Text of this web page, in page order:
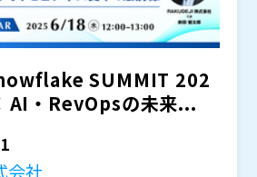
金）14:00～15:00：Zoomによるウ
タブレット、スマートフォ
加いただけます。 ※別途、
録用のURLをお送りします。
URLでメールアドレスをご登録
に興味のある方
を最大限活かせる相性のよいBI
る方 ・データ活用基盤構
連携によって可能になる高度な
ます。Sigmaとの連携におけるS
拡張性の高いエンジンのメリッ
Summitで発表された新機能につい
す。
くす技術者が語るSnowflake×Sig
Snowflake Summitの最新情報を
SUMMIT 202
・RevOpsの未来...
会社